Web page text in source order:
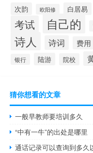
次韵 欧阳修 白居易
考试 自己的
诗人 诗词 费用
银行 陆游 院校
猜你想看的文章
一般早教师要培训多久
“中有一牛”的出处是哪里
通话记录可以查询到多久